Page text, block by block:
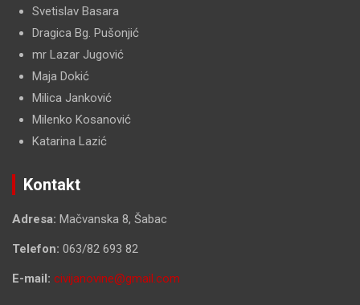
Svetislav Basara
Dragica Bg. Pušonjić
mr Lazar Jugović
Maja Dokić
Milica Janković
Milenko Kosanović
Katarina Lazić
Kontakt
Adresa: Mačvanska 8, Šabac
Telefon: 063/82 693 82
E-mail: civijanovine@gmail.com